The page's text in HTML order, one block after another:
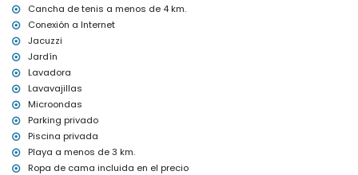
Deportes
senderismo (a menos de 1000 metros de la villa)
tenis (a menos de 5 kilómetros de la villa)
golf (a menos de 10 kilómetros de la villa)
Cancha de tenis a menos de 4 km.
Conexión a Internet
Jacuzzi
Jardín
Lavadora
Lavavajillas
Microondas
Parking privado
Piscina privada
Playa a menos de 3 km.
Ropa de cama incluida en el precio